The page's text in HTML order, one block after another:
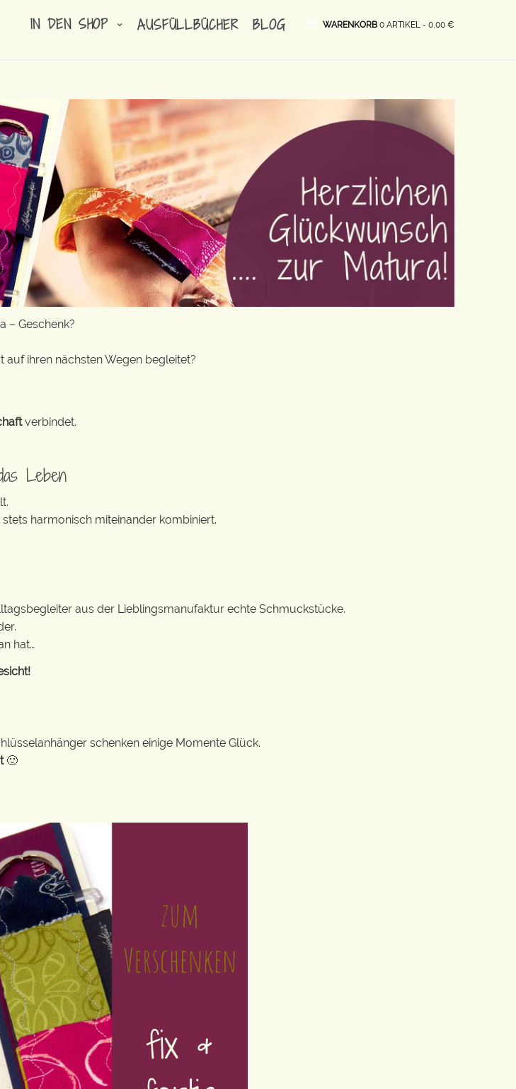
IN DEN SHOP AUSFÜLLBÜCHER BLOG WARENKORB 0 ARTIKEL - 0,00 €
– Geschenk?
auf ihren nächsten Wegen begleitet?
verbindet.
Leben
harmonisch miteinander kombiniert.
aus der Lieblingsmanufaktur echte Schmuckstücke.
hat…
schenken einige Momente Glück.
🙂